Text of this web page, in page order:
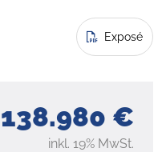
Exposé
138.980 €
inkl. 19% MwSt.